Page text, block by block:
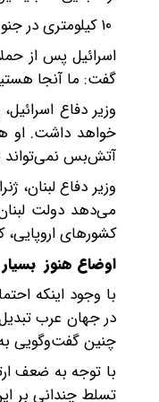
اسرائیل پس از
گفت: ما آنجا
خواهد داشت. او
آتش‌بس نمی‌تواند
وزیر دفاع
می‌دهد دولت
کشورهای اروپایی،
اوضاع هنوز
با وجود اینکه
در جهان عرب
چنین گفت‌وگویی به
با توجه به ضعف
تسلط چندانی بر